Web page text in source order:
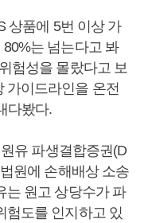
상품에 5번 이상 가
는 넘는다고 봐
험성을 몰랐다고 보
가이드라인을 온전
다봤다.
유 파생결합증권(D
원에 손해배상 소송
는 원고 상당수가 파
험도를 인지하고 있